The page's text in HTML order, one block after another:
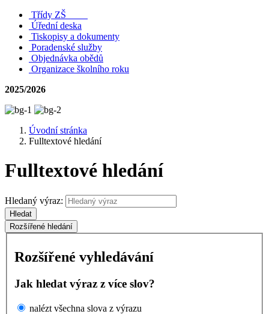
Třídy ZŠ
Úřední deska
Tiskopisy a dokumenty
Poradenské služby
Objednávka obědů
Organizace školního roku
2025/2026
Úvodní stránka
Fulltextové hledání
Fulltextové hledání
Hledaný výraz:
Hledat
Rozšířené hledání
Rozšířené vyhledávání
Jak hledat výraz z více slov?
nalézt všechna slova z výrazu